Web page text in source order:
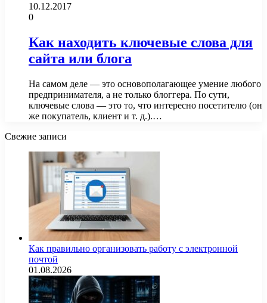
10.12.2017
0
Как находить ключевые слова для
сайта или блога
На самом деле — это основополагающее умение любого
предпринимателя, а не только блоггера. По сути,
ключевые слова — это то, что интересно посетителю (он
же покупатель, клиент и т. д.).…
Свежие записи
Как правильно организовать работу с электронной
почтой
01.08.2026